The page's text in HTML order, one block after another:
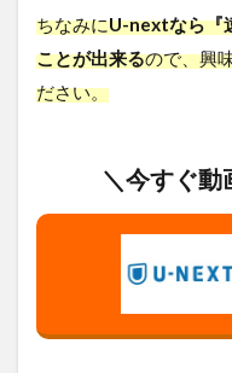
ちなみにU-nextなら『
ことが出来るので、興
ださい。
＼今すぐ動